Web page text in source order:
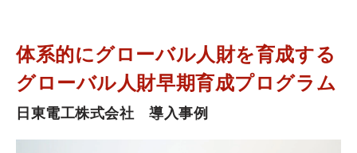
体系的にグローバル人財を育成する
グローバル人財早期育成プログラム
日東電工株式会社　導入事例